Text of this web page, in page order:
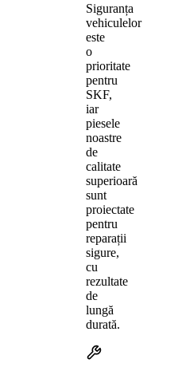
Siguranța
vehiculelor
este
o
prioritate
pentru
SKF,
iar
piesele
noastre
de
calitate
superioară
sunt
proiectate
pentru
reparații
sigure,
cu
rezultate
de
lungă
durată.